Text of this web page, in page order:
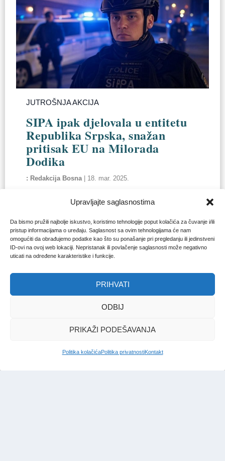
Upravljajte saglasnostima
Da bismo pružili najbolje iskustvo, koristimo tehnologije poput kolačića za čuvanje i/ili
pristup informacijama o uređaju. Saglasnost sa ovim tehnologijama će nam
omogućiti da obrađujemo podatke kao što su ponašanje pri pregledanju ili jedinstveni
ID-ovi na ovoj web lokaciji. Nepristanak ili povlačenje saglasnosti može negativno
uticati na određene karakteristike i funkcije.
PRIHVATI
ODBIJ
PRIKAŽI PODEŠAVANJA
Politika kolačićaPolitika privatnostiKontakt
JUTROŠNJA AKCIJA
SIPA ipak djelovala u entitetu
Republika Srpska, snažan
pritisak EU na Milorada
Dodika
Redakcija Bosna| 18. mar. 2025.
uspostavu velike Srbije